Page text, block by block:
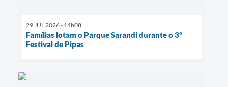
29 JUL 2026 - 14h08
Famílias lotam o Parque Sarandi durante o 3º
Festival de Pipas